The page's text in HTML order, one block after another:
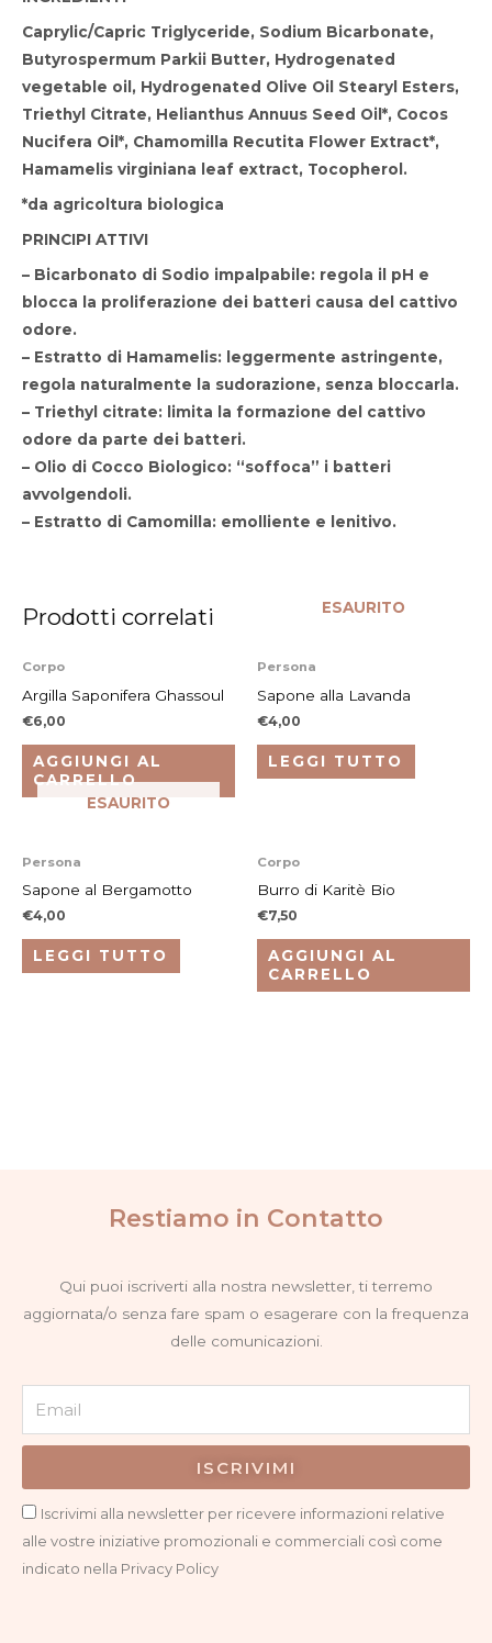
Caprylic/Capric Triglyceride, Sodium Bicarbonate,
Butyrospermum Parkii Butter, Hydrogenated
vegetable oil, Hydrogenated Olive Oil Stearyl Esters,
Triethyl Citrate, Helianthus Annuus Seed Oil*, Cocos
Nucifera Oil*, Chamomilla Recutita Flower Extract*,
Hamamelis virginiana leaf extract, Tocopherol.
*da agricoltura biologica
PRINCIPI ATTIVI
– Bicarbonato di Sodio impalpabile: regola il pH e
blocca la proliferazione dei batteri causa del cattivo
odore.
– Estratto di Hamamelis: leggermente astringente,
regola naturalmente la sudorazione, senza bloccarla.
– Triethyl citrate: limita la formazione del cattivo
odore da parte dei batteri.
– Olio di Cocco Biologico: “soffoca” i batteri
avvolgendoli.
– Estratto di Camomilla: emolliente e lenitivo.
Prodotti correlati
Corpo
Argilla Saponifera Ghassoul
€6,00
AGGIUNGI AL
CARRELLO
ESAURITO
Persona
Sapone alla Lavanda
€4,00
LEGGI TUTTO
ESAURITO
Persona
Sapone al Bergamotto
€4,00
LEGGI TUTTO
Corpo
Burro di Karitè Bio
€7,50
AGGIUNGI AL
CARRELLO
Restiamo in Contatto
Qui puoi iscriverti alla nostra newsletter, ti terremo
aggiornata/o senza fare spam o esagerare con la frequenza
delle comunicazioni.
Privacy
Iscrivimi alla newsletter per ricevere informazioni relative
alle vostre iniziative promozionali e commerciali così come
indicato nella Privacy Policy
ISCRIVIMI